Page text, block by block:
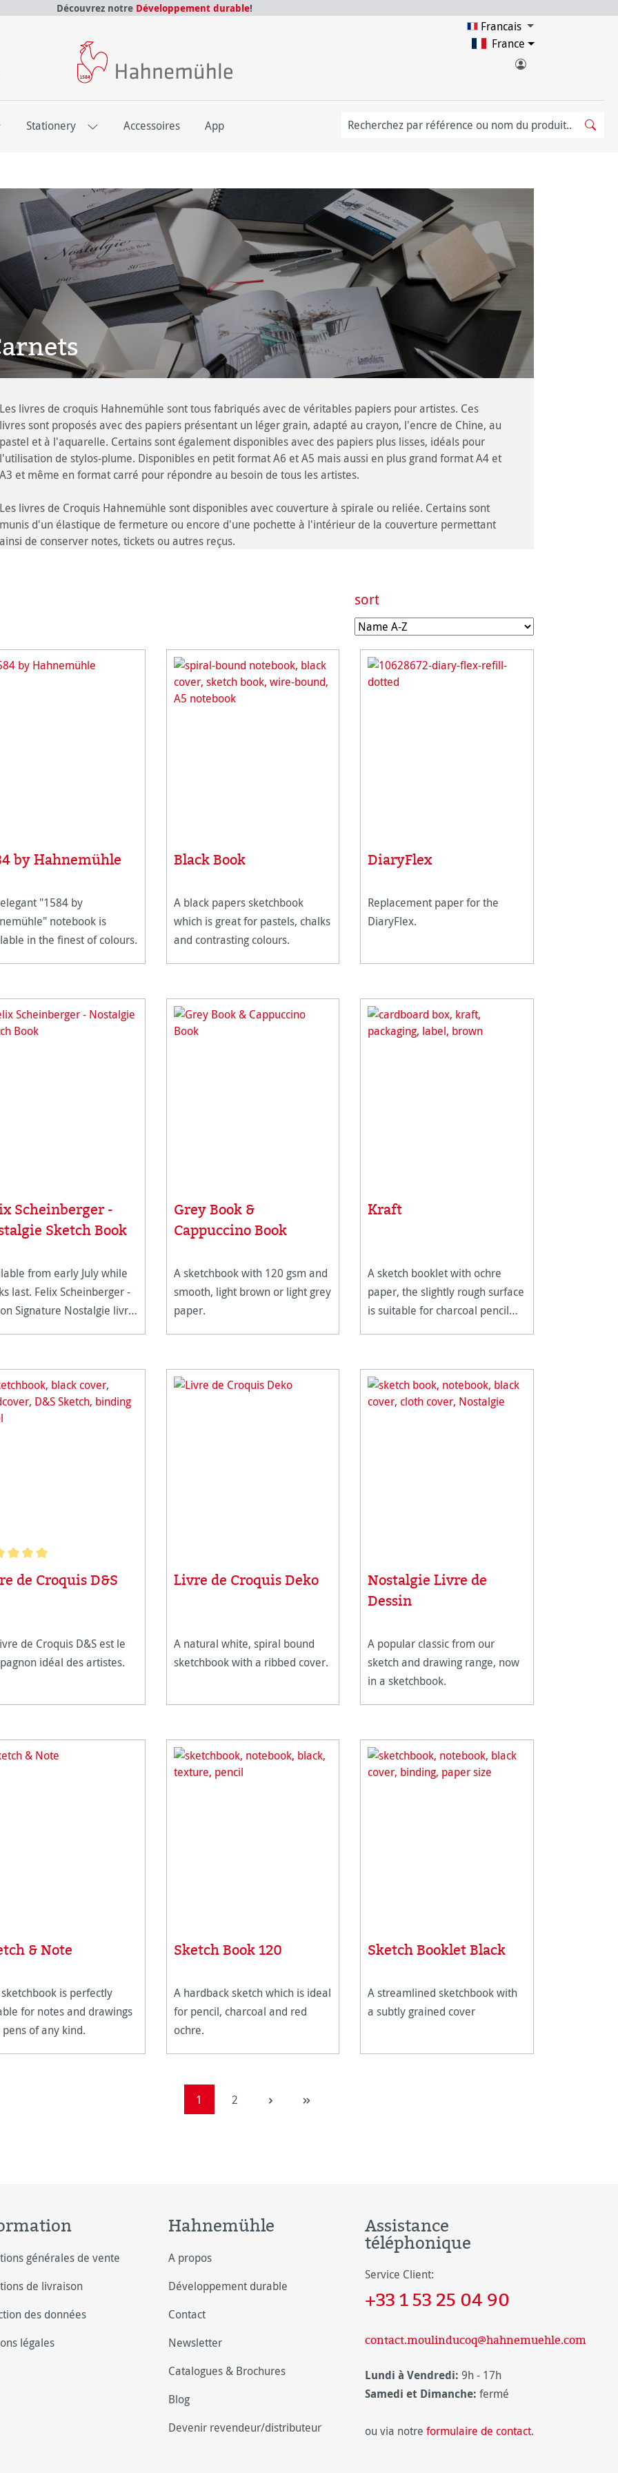
Découvrez notre Développement durable!
Francais
France
Stationery Accessoires App
Les livres de croquis Hahnemühle sont tous fabriqués avec de véritables papiers pour artistes. Ces
livres sont proposés avec des papiers présentant un léger grain, adapté au crayon, l'encre de Chine, au
pastel et à l'aquarelle. Certains sont également disponibles avec des papiers plus lisses, idéals pour
l'utilisation de stylos-plume. Disponibles en petit format A6 et A5 mais aussi en plus grand format A4 et
A3 et même en format carré pour répondre au besoin de tous les artistes.
Les livres de Croquis Hahnemühle sont disponibles avec couverture à spirale ou reliée. Certains sont
munis d'un élastique de fermeture ou encore d'une pochette à l'intérieur de la couverture permettant
ainsi de conserver notes, tickets ou autres reçus.
sort
by Hahnemühle
"1584 by
notebook is
in the finest of colours.
Black Book
A black papers sketchbook
which is great for pastels, chalks
and contrasting colours.
DiaryFlex
Replacement paper for the
DiaryFlex.
Scheinberger -
Sketch Book
from early July while
Scheinberger -
Signature Nostalgie livre
en édition limitée
pas une scène calme
Grey Book &
Cappuccino Book
A sketchbook with 120 gsm and
smooth, light brown or light grey
paper.
Kraft
A sketch booklet with ochre
paper, the slightly rough surface
is suitable for charcoal pencil
moyenne de 5 sur 5 étoiles
de Croquis D&S
de Croquis D&S est le
idéal des artistes.
Livre de Croquis Deko
A natural white, spiral bound
sketchbook with a ribbed cover.
Nostalgie Livre de
Dessin
A popular classic from our
sketch and drawing range, now
in a sketchbook.
& Note
is perfectly
for notes and drawings
of any kind.
Sketch Book 120
A hardback sketch which is ideal
for pencil, charcoal and red
ochre.
Sketch Booklet Black
A streamlined sketchbook with
a subtly grained cover
Page
1 Page
2
générales de vente
de livraison
des données
légales
Hahnemühle
A propos
Développement durable
Contact
Newsletter
Catalogues & Brochures
Blog
Devenir revendeur/distributeur
Assistance
téléphonique
Service Client:
+33 1 53 25 04 90
contact.moulinducoq@hahnemuehle.com
Lundi à Vendredi: 9h - 17h
Samedi et Dimanche: fermé
ou via notre formulaire de contact.